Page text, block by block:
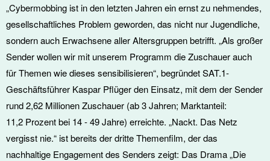
„Cybermobbing ist in den letzten Jahren ein ernst zu nehmendes,
gesellschaftliches Problem geworden, das nicht nur Jugendliche,
sondern auch Erwachsene aller Altersgruppen betrifft. „Als großer
Sender wollen wir mit unserem Programm die Zuschauer auch
für Themen wie dieses sensibilisieren“, begründet SAT.1-
Geschäftsführer Kaspar Pflüger den Einsatz, mit dem der Sender
rund 2,62 Millionen Zuschauer (ab 3 Jahren; Marktanteil:
11,2 Prozent bei 14 - 49 Jahre) erreichte. „Nackt. Das Netz
vergisst nie.“ ist bereits der dritte Themenfilm, der das
nachhaltige Engagement des Senders zeigt: Das Drama „Die